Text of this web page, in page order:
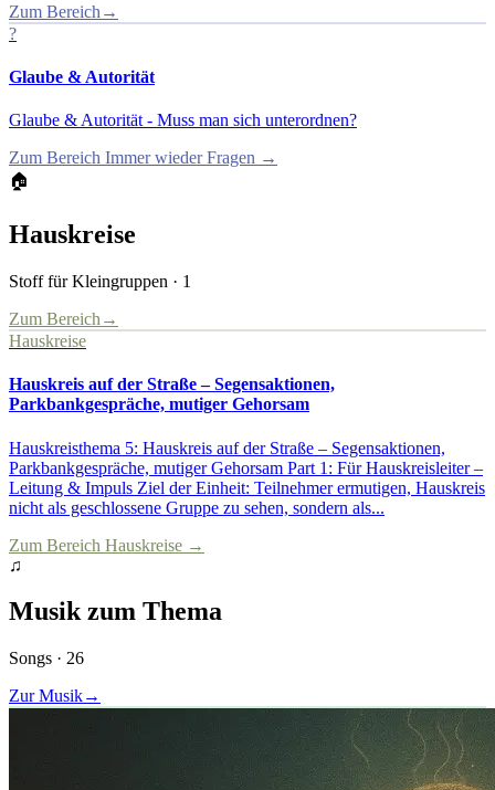
Zum Bereich →
?
Glaube & Autorität
Glaube & Autorität - Muss man sich unterordnen?
Zum Bereich Immer wieder Fragen →
🏠
Hauskreise
Stoff für Kleingruppen · 1
Zum Bereich →
Hauskreise
Hauskreis auf der Straße – Segensaktionen,
Parkbankgespräche, mutiger Gehorsam
Hauskreisthema 5: Hauskreis auf der Straße – Segensaktionen,
Parkbankgespräche, mutiger Gehorsam Part 1: Für Hauskreisleiter –
Leitung & Impuls Ziel der Einheit: Teilnehmer ermutigen, Hauskreis
nicht als geschlossene Gruppe zu sehen, sondern als...
Zum Bereich Hauskreise →
♫
Musik zum Thema
Songs · 26
Zur Musik→